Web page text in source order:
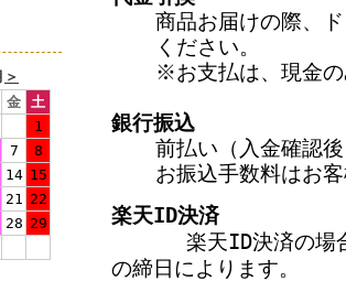
＞
金 土
1
7
8
14 15
21 22
28 29
商品お届けの際、
ください。
※お支払は、現金
銀行振込
前払い（入金確認
お振込手数料はお
楽天ID決済
楽天ID決済の場合
の締日によります。